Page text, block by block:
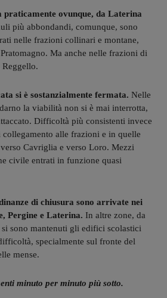
praticamente ovunque, da Laterina
più abbondandi, comunque, sono
nelle frazioni collinari e montane,
Ma anche nelle frazioni di
si è sostanzialmente fermata. Nelle
la viabilità non si è mai interrotta,
Difficoltà più consistenti invece
alle frazioni e in quelle
Cavriglia e verso Loro. Mezzi
civile entrati in funzione quasi
di chiusura sono arrivate nei
Pergine e Laterina. In altre zone, da
sono mantenuti gli edifici scolastici
specialmente sul fronte del
mense.
minuto per minuto più sotto.